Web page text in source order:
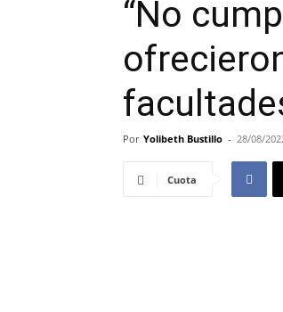
“No
Por Yolibeth Bustillo - 28/08/
Cuota